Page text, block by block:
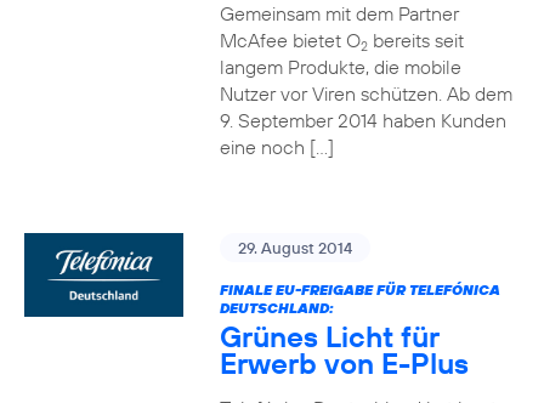
Gemeinsam mit dem Partner
McAfee bietet O2bereits seit
langem Produkte, die mobile
Nutzer vor Viren schützen. Ab dem
9. September 2014 haben Kunden
eine noch […]
29. August 2014
FINALE EU-FREIGABE FÜR TELEFÓNICA
DEUTSCHLAND:
Grünes Licht für
Erwerb von E-Plus